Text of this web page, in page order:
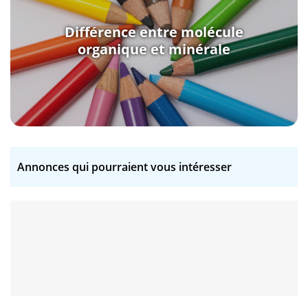
Différence entre molécule
organique et minérale
Annonces qui pourraient vous intéresser